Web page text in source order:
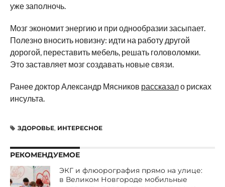
уже заполночь.
Мозг экономит энергию и при однообразии засыпает.
Полезно вносить новизну: идти на работу другой
дорогой, переставить мебель, решать головоломки.
Это заставляет мозг создавать новые связи.
Ранее доктор Александр Мясников рассказало рисках
инсульта.
ЗДОРОВЬЕ, ИНТЕРЕСНОЕ
РЕКОМЕНДУЕМОЕ
ЭКГ и флюорография прямо на улице:
в Великом Новгороде мобильные